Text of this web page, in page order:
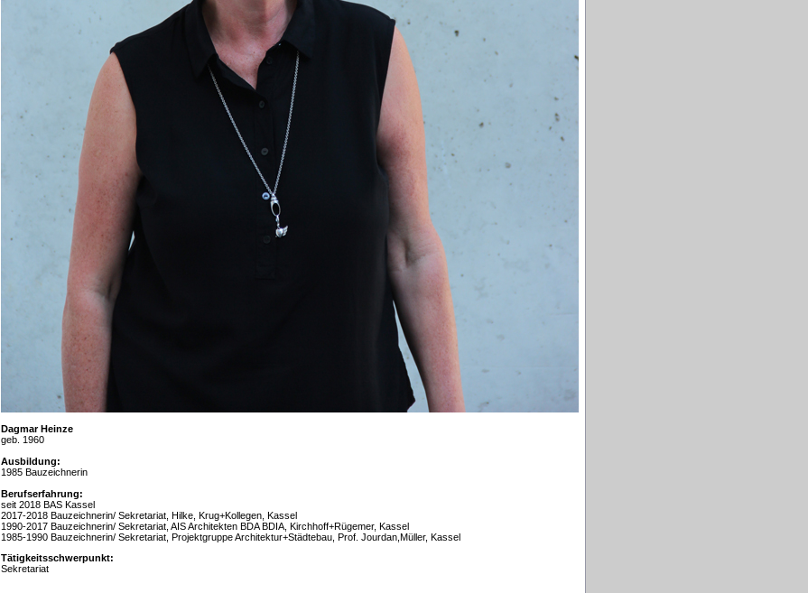
Dagmar Heinze
geb. 1960
Ausbildung:
1985 Bauzeichnerin
Berufserfahrung:
seit 2018 BAS Kassel
2017-2018 Bauzeichnerin/ Sekretariat, Hilke, Krug+Kollegen, Kassel
1990-2017 Bauzeichnerin/ Sekretariat, AIS Architekten BDA BDIA, Kirchhoff+Rügemer, Kassel
1985-1990 Bauzeichnerin/ Sekretariat, Projektgruppe Architektur+Städtebau, Prof. Jourdan,Müller, Kassel
Tätigkeitsschwerpunkt:
Sekretariat